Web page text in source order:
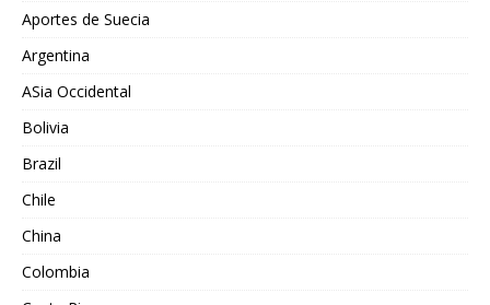
Aportes de Suecia
Argentina
ASia Occidental
Bolivia
Brazil
Chile
China
Colombia